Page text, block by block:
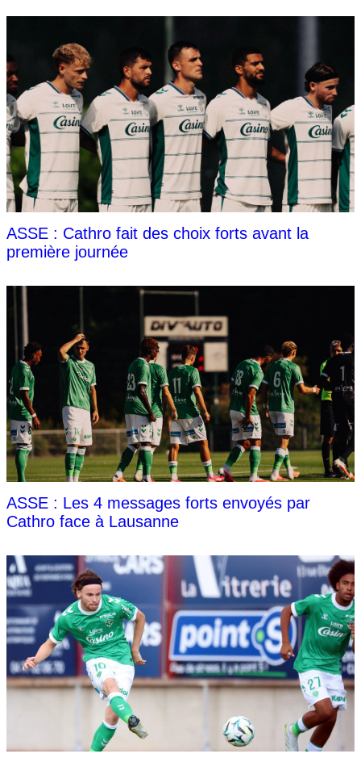
ASSE : Cathro fait des choix forts avant la
première journée
ASSE : Les 4 messages forts envoyés par
Cathro face à Lausanne